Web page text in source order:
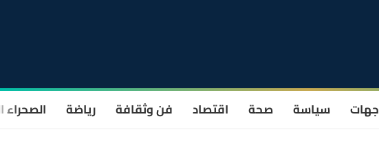
جهات سياسة صحة اقتصاد فن وثقافة رياضة الصحراء